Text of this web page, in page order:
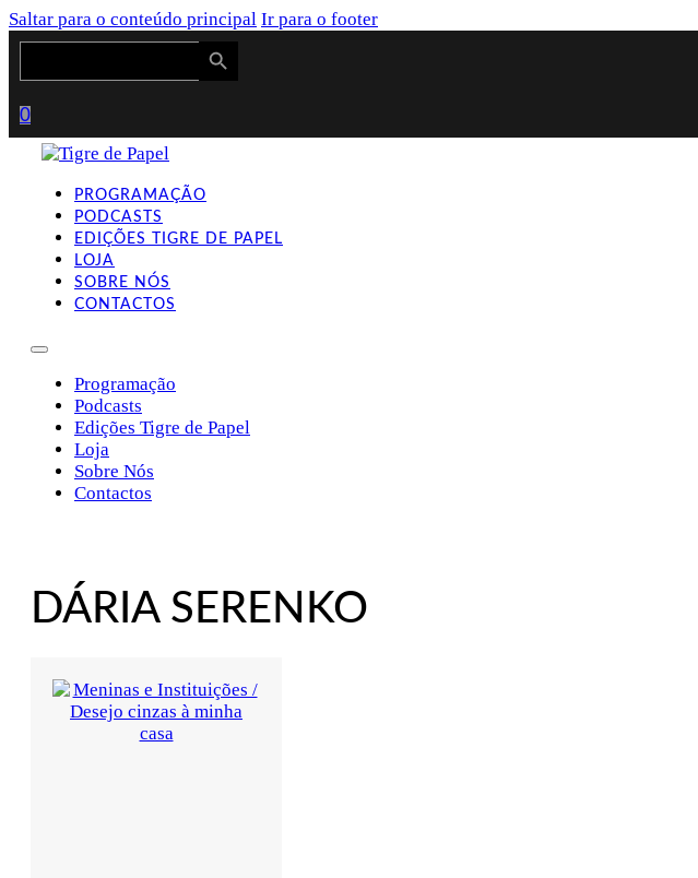
Saltar para o conteúdo principal Ir para o footer
Search
Search Button
0
PROGRAMAÇÃO
PODCASTS
EDIÇÕES TIGRE DE PAPEL
LOJA
SOBRE NÓS
CONTACTOS
Programação
Podcasts
Edições Tigre de Papel
Loja
Sobre Nós
Contactos
DÁRIA SERENKO